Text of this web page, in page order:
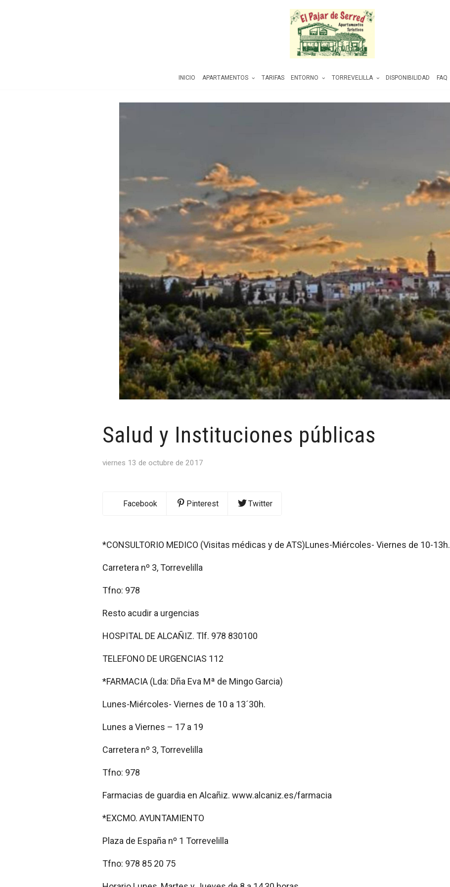
INICIO APARTAMENTOS TARIFAS ENTORNO TORREVELILLA DISPONIBILIDAD FAQ
Salud y Instituciones públicas
viernes 13 de octubre de 2017
Facebook Pinterest Twitter
*CONSULTORIO MEDICO (Visitas médicas y de ATS)Lunes-Miércoles- Viernes de 10-13h.
Carretera nº 3, Torrevelilla
Tfno: 978
Resto acudir a urgencias
HOSPITAL DE ALCAÑIZ. Tlf. 978 830100
TELEFONO DE URGENCIAS 112
*FARMACIA (Lda: Dña Eva Mª de Mingo Garcia)
Lunes-Miércoles- Viernes de 10 a 13´30h.
Lunes a Viernes – 17 a 19
Carretera nº 3, Torrevelilla
Tfno: 978
Farmacias de guardia en Alcañiz. www.alcaniz.es/farmacia
*EXCMO. AYUNTAMIENTO
Plaza de España nº 1 Torrevelilla
Tfno: 978 85 20 75